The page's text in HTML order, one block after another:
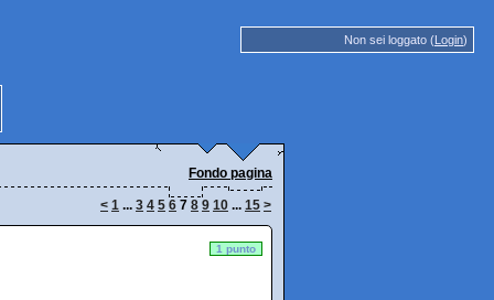
Non sei loggato (Login)
Fondo pagina
< 1 ... 3 4 5 6 7 8 9 10 ... 15 >
1 punto